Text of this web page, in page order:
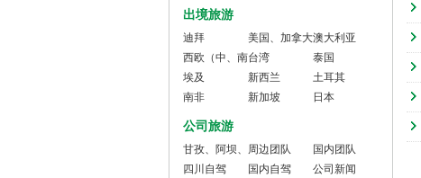
出境旅游
迪拜 美国、加拿大澳大利亚
西欧（中、南
欧）
台湾
泰国
埃及
新西兰
土耳其
南非
新加坡 日本
公司旅游
甘孜、阿坝、
凉山
周边团队
国内团队
四川自驾
国内自驾
公司新闻